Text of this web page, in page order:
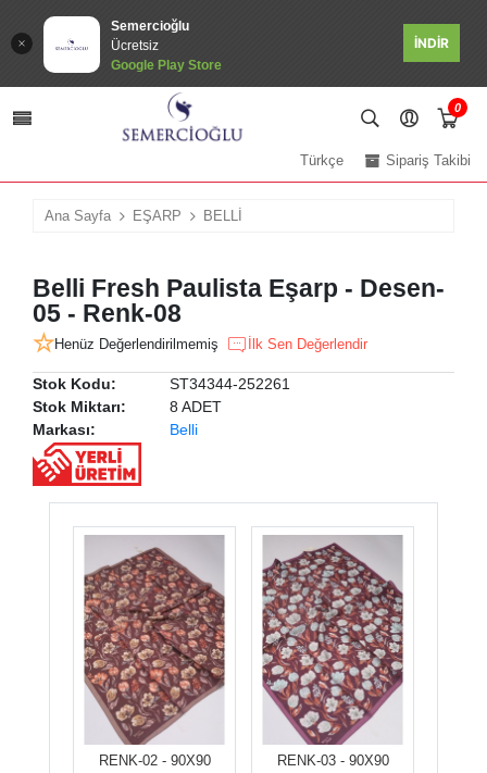
Semercioğlu
Ücretsiz
Google Play Store
İNDİR
0
Sipariş Takibi
Türkçe
Ana Sayfa EŞARP BELLİ
Belli Fresh Paulista Eşarp - Desen-
05 - Renk-08
Henüz Değerlendirilmemiş İlk Sen Değerlendir
Stok Kodu:
ST34344-252261
Stok Miktarı:
8 ADET
Markası:
Belli
RENK-02 - 90X90 RENK-03 - 90X90